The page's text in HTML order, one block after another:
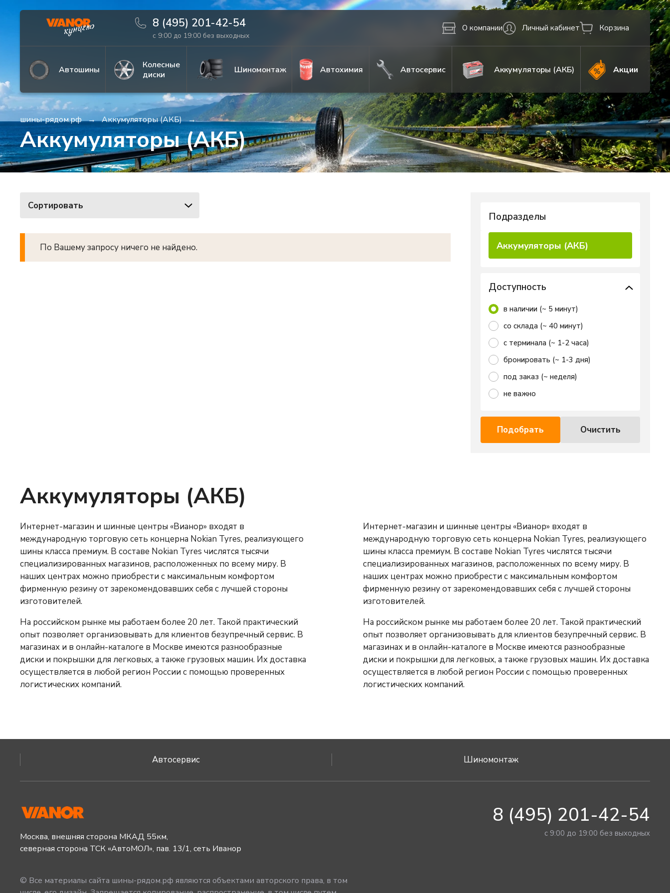
8 (495) 201-42-54
с 9:00 до 19:00 без выходных
О компании Личный кабинет Корзина
Автошины
Колесные
диски
Шиномонтаж Автохимия Автосервис Аккумуляторы (АКБ) Акции
шины-рядом.рф Аккумуляторы (АКБ)
Аккумуляторы (АКБ)
Сортировать
По Вашему запросу ничего не найдено.
Подразделы
Аккумуляторы (АКБ)
Доступность
в наличии (~ 5 минут)
со склада (~ 40 минут)
с терминала (~ 1-2 часа)
бронировать (~ 1-3 дня)
под заказ (~ неделя)
не важно
Подобрать Очистить
Аккумуляторы (АКБ)
Интернет-магазин и шинные центры «Вианор» входят в
международную торговую сеть концерна Nokian Tyres, реализующего
шины класса премиум. В составе Nokian Tyres числятся тысячи
специализированных магазинов, расположенных по всему миру. В
наших центрах можно приобрести с максимальным комфортом
фирменную резину от зарекомендовавших себя с лучшей стороны
изготовителей.
На российском рынке мы работаем более 20 лет. Такой практический
опыт позволяет организовывать для клиентов безупречный сервис. В
магазинах и в онлайн-каталоге в Москве имеются разнообразные
диски и покрышки для легковых, а также грузовых машин. Их доставка
осуществляется в любой регион России с помощью проверенных
логистических компаний.
Интернет-магазин и шинные центры «Вианор» входят в
международную торговую сеть концерна Nokian Tyres, реализующего
шины класса премиум. В составе Nokian Tyres числятся тысячи
специализированных магазинов, расположенных по всему миру. В
наших центрах можно приобрести с максимальным комфортом
фирменную резину от зарекомендовавших себя с лучшей стороны
изготовителей.
На российском рынке мы работаем более 20 лет. Такой практический
опыт позволяет организовывать для клиентов безупречный сервис. В
магазинах и в онлайн-каталоге в Москве имеются разнообразные
диски и покрышки для легковых, а также грузовых машин. Их доставка
осуществляется в любой регион России с помощью проверенных
логистических компаний.
Автосервис Шиномонтаж
Москва, внешняя сторона МКАД 55км,
северная сторона ТСК «АвтоМОЛ», пав. 13/1, сеть Иванор
8 (495) 201-42-54
с 9:00 до 19:00 без выходных
© Все материалы сайта шины-рядом.рф являются объектами авторского права, в том
20
Укажите размер:
225/45R17
Информация Фото товара
Доступность
в наличии (~ 5 минут)
со склада (~ 40 минут)
с терминала (~ 1-2 часа)
бронировать (~ 1-3 дня)
под заказ (~ неделя)